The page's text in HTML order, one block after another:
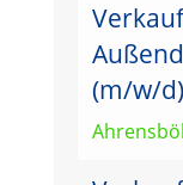
(m/w/d)